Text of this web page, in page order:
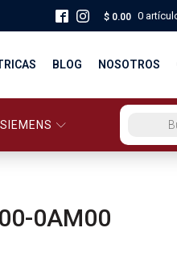
$0.00 0
Y FUERZA
BLOG NOSOTROS
SIEMENS
0AM00